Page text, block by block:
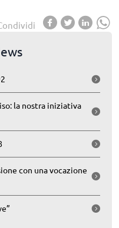
la nostra iniziativa
con una vocazione